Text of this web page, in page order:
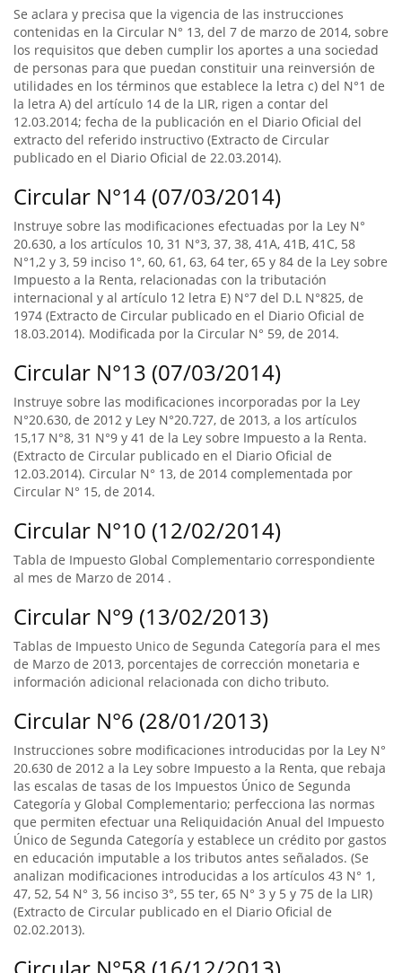
Se aclara y precisa que la vigencia de las instrucciones
contenidas en la Circular N° 13, del 7 de marzo de 2014, sobre
los requisitos que deben cumplir los aportes a una sociedad
de personas para que puedan constituir una reinversión de
utilidades en los términos que establece la letra c) del N°1 de
la letra A) del artículo 14 de la LIR, rigen a contar del
12.03.2014; fecha de la publicación en el Diario Oficial del
extracto del referido instructivo (Extracto de Circular
publicado en el Diario Oficial de 22.03.2014).
Circular N°14 (07/03/2014)
Instruye sobre las modificaciones efectuadas por la Ley N°
20.630, a los artículos 10, 31 N°3, 37, 38, 41A, 41B, 41C, 58
N°1,2 y 3, 59 inciso 1°, 60, 61, 63, 64 ter, 65 y 84 de la Ley sobre
Impuesto a la Renta, relacionadas con la tributación
internacional y al artículo 12 letra E) N°7 del D.L N°825, de
1974 (Extracto de Circular publicado en el Diario Oficial de
18.03.2014). Modificada por la Circular N° 59, de 2014.
Circular N°13 (07/03/2014)
Instruye sobre las modificaciones incorporadas por la Ley
N°20.630, de 2012 y Ley N°20.727, de 2013, a los artículos
15,17 N°8, 31 N°9 y 41 de la Ley sobre Impuesto a la Renta.
(Extracto de Circular publicado en el Diario Oficial de
12.03.2014). Circular N° 13, de 2014 complementada por
Circular N° 15, de 2014.
Circular N°10 (12/02/2014)
Tabla de Impuesto Global Complementario correspondiente
al mes de Marzo de 2014 .
Circular N°9 (13/02/2013)
Tablas de Impuesto Unico de Segunda Categoría para el mes
de Marzo de 2013, porcentajes de corrección monetaria e
información adicional relacionada con dicho tributo.
Circular N°6 (28/01/2013)
Instrucciones sobre modificaciones introducidas por la Ley N°
20.630 de 2012 a la Ley sobre Impuesto a la Renta, que rebaja
las escalas de tasas de los Impuestos Único de Segunda
Categoría y Global Complementario; perfecciona las normas
que permiten efectuar una Reliquidación Anual del Impuesto
Único de Segunda Categoría y establece un crédito por gastos
en educación imputable a los tributos antes señalados. (Se
analizan modificaciones introducidas a los artículos 43 N° 1,
47, 52, 54 N° 3, 56 inciso 3°, 55 ter, 65 N° 3 y 5 y 75 de la LIR)
(Extracto de Circular publicado en el Diario Oficial de
02.02.2013).